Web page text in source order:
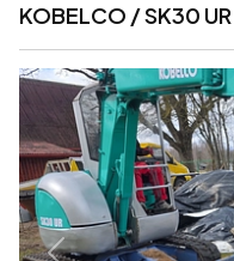
KOBELCO / SK30 UR